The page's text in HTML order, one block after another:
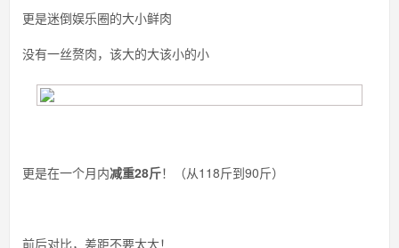
更是迷倒娱乐圈的大小鲜肉
没有一丝赘肉，该大的大该小的小
更是在一个月内减重28斤！（从118斤到90斤）
前后对比，差距不要太大！